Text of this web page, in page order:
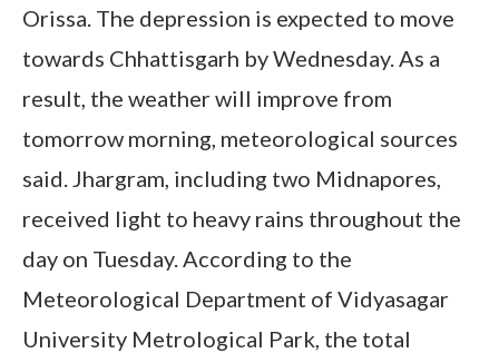
Orissa. The depression is expected to move
towards Chhattisgarh by Wednesday. As a
result, the weather will improve from
tomorrow morning, meteorological sources
said. Jhargram, including two Midnapores,
received light to heavy rains throughout the
day on Tuesday. According to the
Meteorological Department of Vidyasagar
University Metrological Park, the total